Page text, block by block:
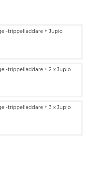
-trippelladdare + Jupio
-trippelladdare + 2 x Jupio
-trippelladdare + 3 x Jupio